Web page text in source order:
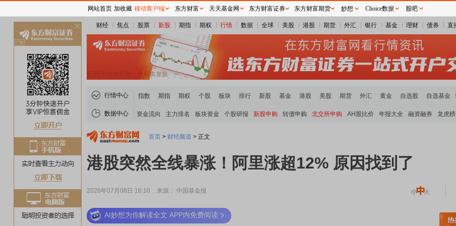
财经 焦点 股票 新股 期指 期权 行情 数据 全球 美股 港股 期货 外汇 银行 基金 理财 债券 直
行情中心 指数 期指 期权 个股 板块 排行 新股 基金 港股 美股 期货 外汇 黄金 自选股 自选基金
数据中心 资金流向 主力排名 板块资金 个股研报 新股申购 转债申购 北交所申购 AH股比价 年报大全 融资融券 龙虎榜
首页 > 财经频道 > 正文
港股突然全线暴涨！阿里涨超12% 原因找到了
2026年07月08日 16:10 来源： 中国基金报
AI妙想为你解读全文 APP内免费阅读
A股估值分析全览
网站首页 加收藏 移动客户端 东方财富 天天基金网 东方财富证券 东方财富期货 妙想 Choice数据 股吧
关